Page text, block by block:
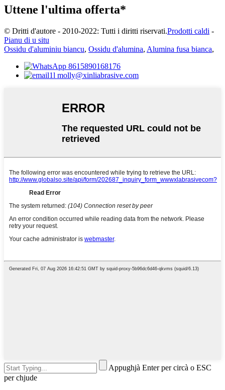
Uttene l'ultima offerta*
© Dritti d'autore - 2010-2022: Tutti i diritti riservati.Prodotti caldi -
Pianu di u situ
Ossidu d'aluminiu biancu, Ossidu d'alumina, Alumina fusa bianca,
8615890168176
molly@xinliabrasive.com
Appughjà Enter per circà o ESC
per chjude